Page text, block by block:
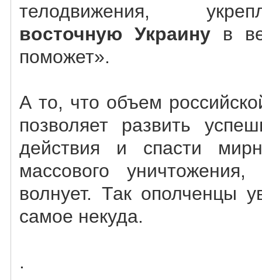
телодвижения,
восточную Украину в
поможет».
А то, что объем
позволяет развить
действия и спасти
массового
волнует. Так ополченцы
самое некуда.
.